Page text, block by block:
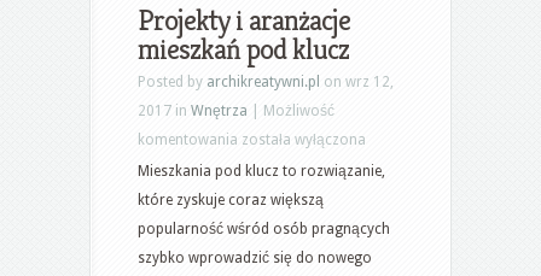
Projekty i aranżacje
mieszkań pod klucz
Posted by archikreatywni.pl on wrz 12,
2017 in Wnętrza
Możliwość
komentowania Projekty
aranżacje
mieszkań
pod
została wyłączona
Mieszkania pod klucz to rozwiązanie,
które zyskuje coraz większą
popularność wśród osób pragnących
szybko wprowadzić się do nowego